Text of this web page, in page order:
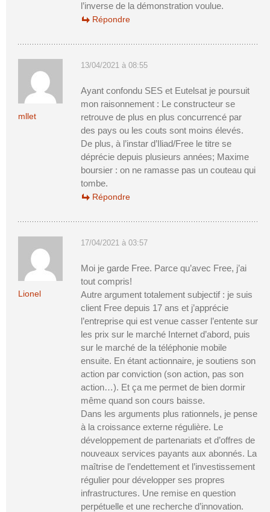
l’inverse de la démonstration voulue.
Répondre
mllet
13/04/2021 à 08:55
Ayant confondu SES et Eutelsat je poursuit
mon raisonnement : Le constructeur se
retrouve de plus en plus concurrencé par
des pays ou les couts sont moins élevés.
De plus, à l’instar d’Iliad/Free le titre se
déprécie depuis plusieurs années; Maxime
boursier : on ne ramasse pas un couteau qui
tombe.
Répondre
Lionel
17/04/2021 à 03:57
Moi je garde Free. Parce qu’avec Free, j’ai
tout compris!
Autre argument totalement subjectif : je suis
client Free depuis 17 ans et j’apprécie
l’entreprise qui est venue casser l’entente sur
les prix sur le marché Internet d’abord, puis
sur le marché de la téléphonie mobile
ensuite. En étant actionnaire, je soutiens son
action par conviction (son action, pas son
action…). Et ça me permet de bien dormir
même quand son cours baisse.
Dans les arguments plus rationnels, je pense
à la croissance externe régulière. Le
développement de partenariats et d’offres de
nouveaux services payants aux abonnés. La
maîtrise de l’endettement et l’investissement
régulier pour développer ses propres
infrastructures. Une remise en question
perpétuelle et une recherche d’innovation.